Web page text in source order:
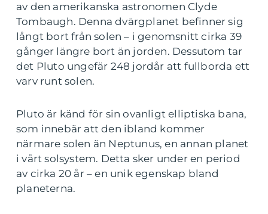
av den amerikanska astronomen Clyde
Tombaugh. Denna dvärgplanet befinner sig
långt bort från solen – i genomsnitt cirka 39
gånger längre bort än jorden. Dessutom tar
det Pluto ungefär 248 jordår att fullborda ett
varv runt solen.
Pluto är känd för sin ovanligt elliptiska bana,
som innebär att den ibland kommer
närmare solen än Neptunus, en annan planet
i vårt solsystem. Detta sker under en period
av cirka 20 år – en unik egenskap bland
planeterna.